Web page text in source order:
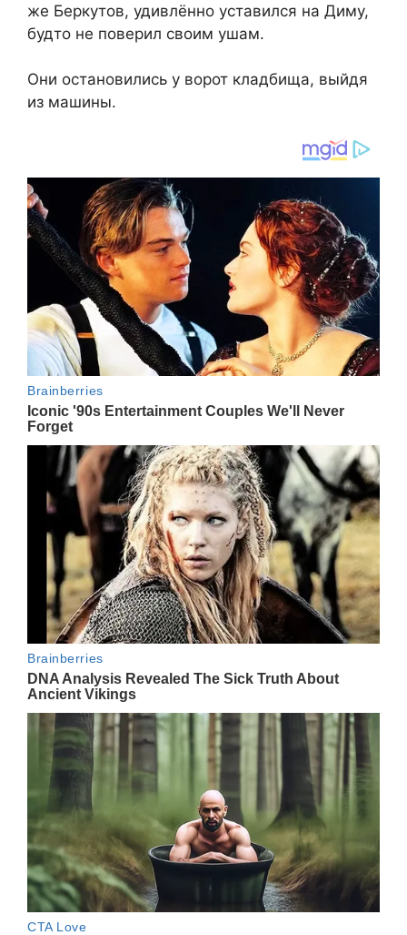
же Беркутов, удивлённо уставился на Диму,
будто не поверил своим ушам.
Они остановились у ворот кладбища, выйдя
из машины.